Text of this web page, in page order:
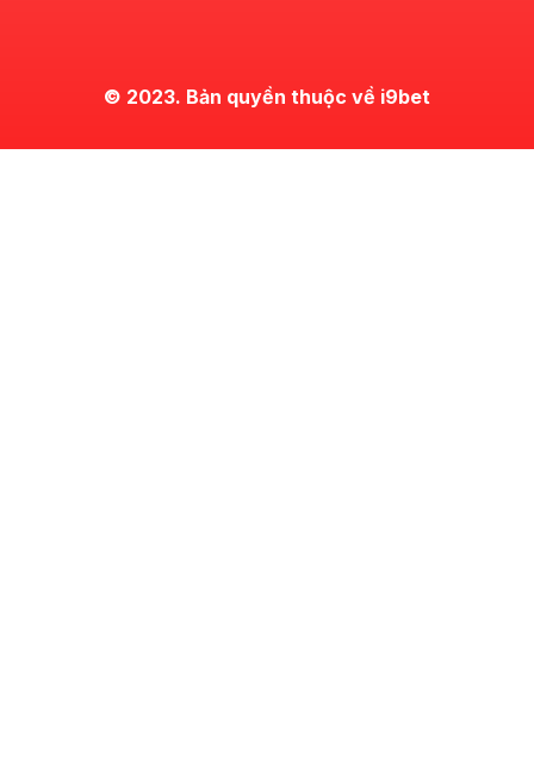
© 2023. Bản quyền thuộc về i9bet